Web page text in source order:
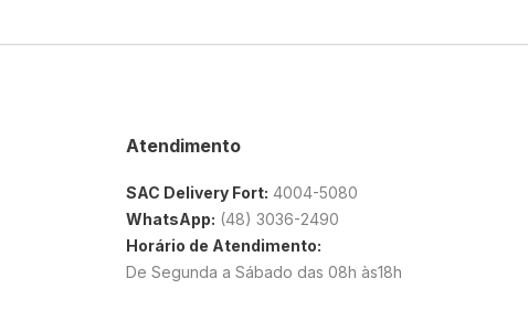
Atendimento
SAC Delivery Fort: 4004-5080
WhatsApp: (48) 3036-2490
Horário de Atendimento:
De Segunda a Sábado das 08h às18h